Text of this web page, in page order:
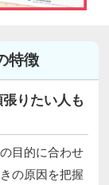
特徴
りたい人も
目的に合わせ
の原因を把握